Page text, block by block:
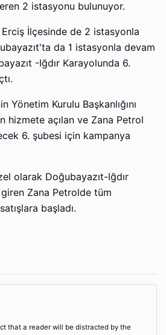
2 istasyonu bulunuyor.
Erciş İlçesinde de 2 istasyonla
da 1 istasyonla devam
-Iğdır Karayolunda 6.
Yönetim Kurulu Başkanlığını
hizmete açılan ve Zana Petrol
6. şubesi için kampanya
olarak Doğubayazıt-Iğdır
Zana Petrolde tüm
başladı.
that a reader will be distracted by the